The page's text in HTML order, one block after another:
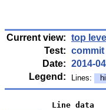
Current view: top level
Test: commit
Date: 2014-
Legend:
Lines:
Line data